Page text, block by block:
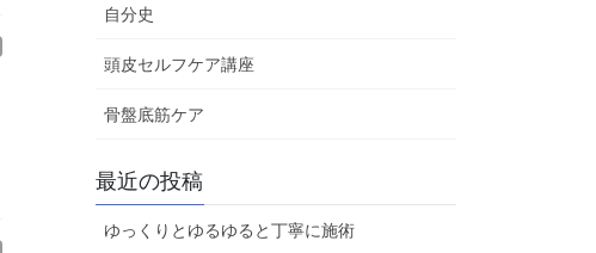
自分史
頭皮セルフケア講座
骨盤底筋ケア
最近の投稿
ゆっくりとゆるゆると丁寧に施術